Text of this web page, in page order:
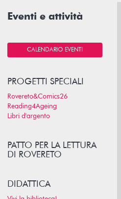
Eventi e attività
CALENDARIO EVENTI
PROGETTI SPECIALI
Rovereto&Comics26
Reading4Ageing
Libri d'argento
PATTO PER LA LETTURA
DI ROVERETO
DIDATTICA